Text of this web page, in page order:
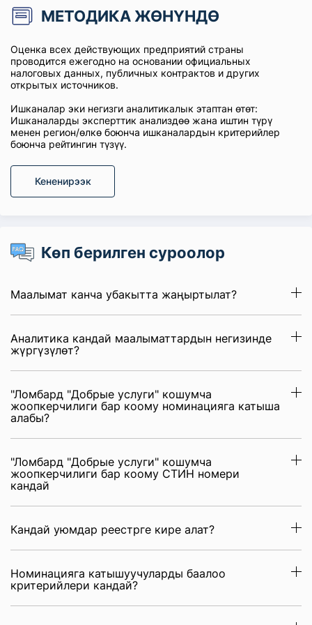
МЕТОДИКА ЖӨНҮНДӨ
Оценка всех действующих предприятий страны
проводится ежегодно на основании официальных
налоговых данных, публичных контрактов и других
открытых источников.
Ишканалар эки негизги аналитикалык этаптан өтөт:
Ишканаларды эксперттик анализдөө жана иштин түрү
менен регион/өлкө боюнча ишканалардын критерийлер
боюнча рейтингин түзүү.
Кененирээк
Көп берилген суроолор
Маалымат канча убакытта жаңыртылат?
Аналитика кандай маалыматтардын негизинде
жүргүзүлөт?
"Ломбард "Добрые услуги" кошумча
жоопкерчилиги бар коому номинацияга катыша
алабы?
"Ломбард "Добрые услуги" кошумча
жоопкерчилиги бар коому СТИН номери
кандай
Кандай уюмдар реестрге кире алат?
Номинацияга катышуучуларды баалоо
критерийлери кандай?